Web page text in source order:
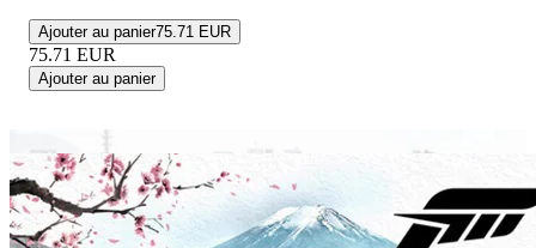
Ajouter au panier75.71 EUR
75.71 EUR
Ajouter au panier